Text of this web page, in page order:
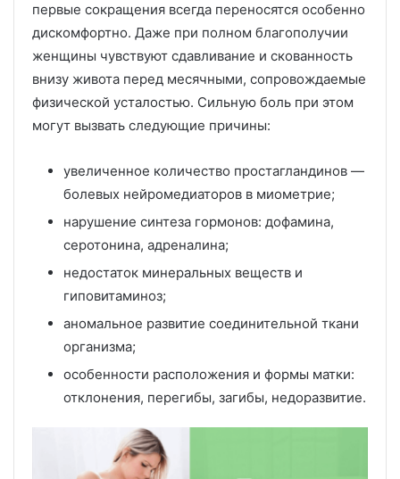
первые сокращения всегда переносятся особенно
дискомфортно. Даже при полном благополучии
женщины чувствуют сдавливание и скованность
внизу живота перед месячными, сопровождаемые
физической усталостью. Сильную боль при этом
могут вызвать следующие причины:
увеличенное количество простагландинов —
болевых нейромедиаторов в миометрие;
нарушение синтеза гормонов: дофамина,
серотонина, адреналина;
недостаток минеральных веществ и
гиповитаминоз;
аномальное развитие соединительной ткани
организма;
особенности расположения и формы матки:
отклонения, перегибы, загибы, недоразвитие.